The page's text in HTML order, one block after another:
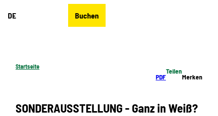
DE Buchen
Startseite
PDF
Teilen
Merken
SONDERAUSSTELLUNG - Ganz in Weiß?